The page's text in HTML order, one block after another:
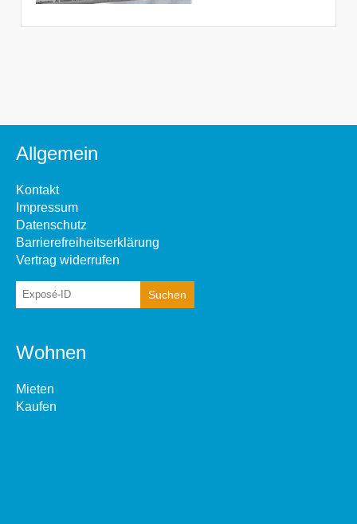
Allgemein
Kontakt
Impressum
Datenschutz
Barrierefreiheitserklärung
Vertrag widerrufen
Wohnen
Mieten
Kaufen